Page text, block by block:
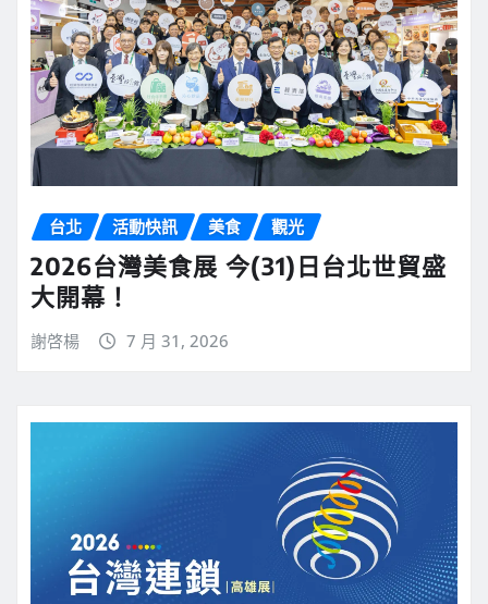
台北 活動快訊 美食 觀光
2026台灣美食展 今(31)日台北世貿盛
大開幕！
謝啓楊 7 月 31, 2026